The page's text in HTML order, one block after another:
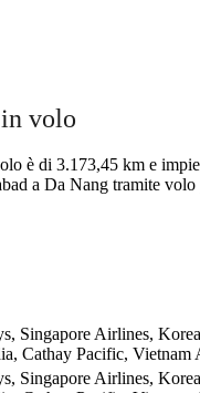
volo
è di 3.173,45 km e
a Da Nang tramite
Singapore Airlines,
Cathay Pacific,
Singapore Airlines,